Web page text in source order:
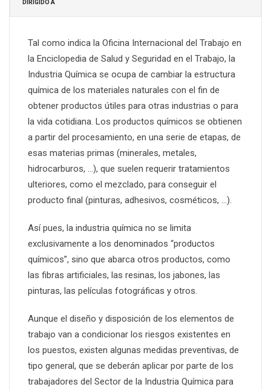
DIRIGIDO A
Tal como indica la Oficina Internacional del Trabajo en
la Enciclopedia de Salud y Seguridad en el Trabajo, la
Industria Química se ocupa de cambiar la estructura
química de los materiales naturales con el fin de
obtener productos útiles para otras industrias o para
la vida cotidiana. Los productos químicos se obtienen
a partir del procesamiento, en una serie de etapas, de
esas materias primas (minerales, metales,
hidrocarburos, …), que suelen requerir tratamientos
ulteriores, como el mezclado, para conseguir el
producto final (pinturas, adhesivos, cosméticos, …).
Así pues, la industria química no se limita
exclusivamente a los denominados “productos
químicos”, sino que abarca otros productos, como
las fibras artificiales, las resinas, los jabones, las
pinturas, las películas fotográficas y otros.
Aunque el diseño y disposición de los elementos de
trabajo van a condicionar los riesgos existentes en
los puestos, existen algunas medidas preventivas, de
tipo general, que se deberán aplicar por parte de los
trabajadores del Sector de la Industria Química para